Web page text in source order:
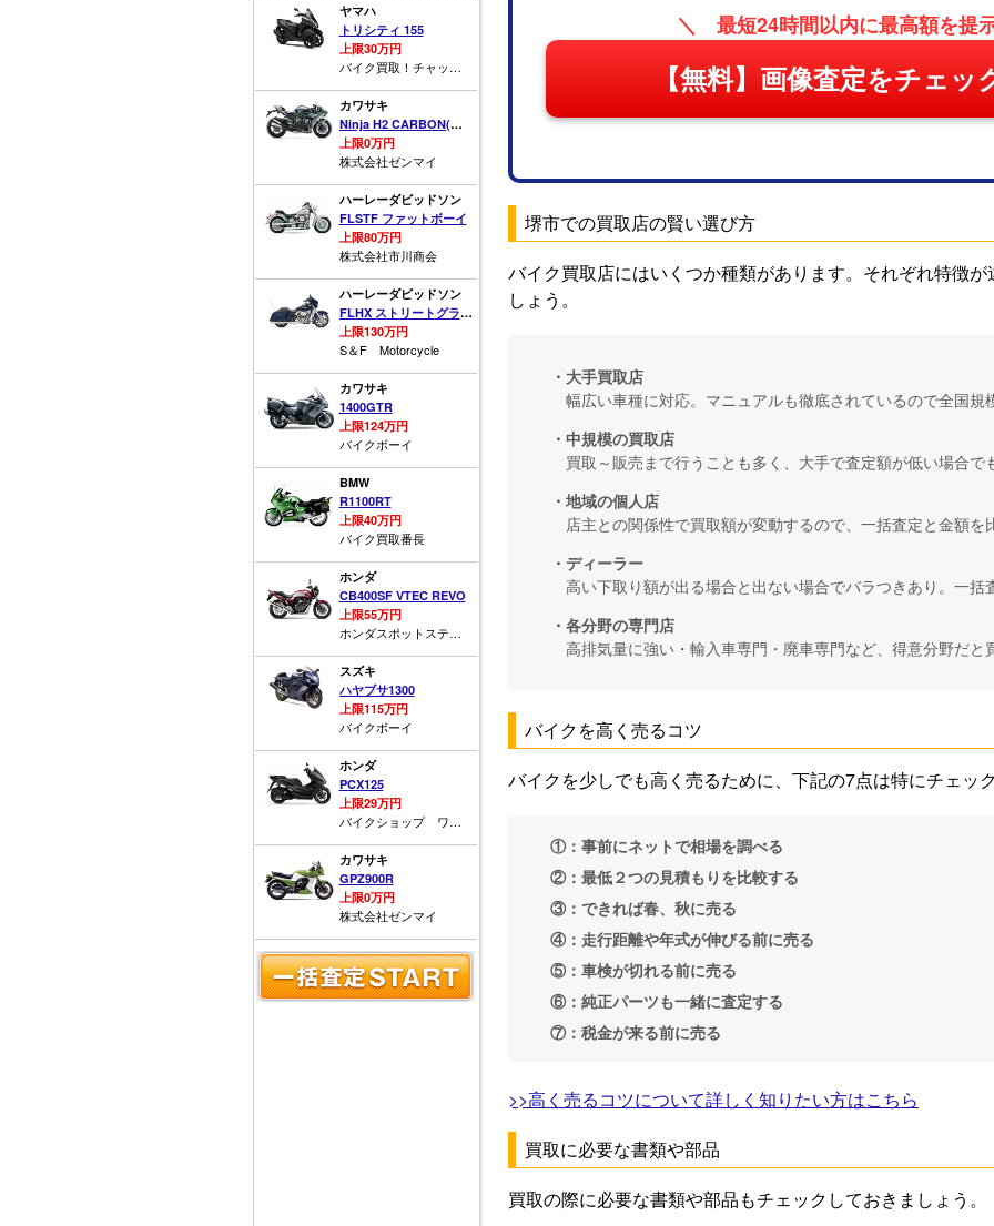
＼ 最短24時間以内に最高額を
【無料】画像査定をチェッ
堺市での買取店の賢い選び方
バイク買取店にはいくつか種類があります。それぞれ特徴
しょう。
・大手買取店
幅広い車種に対応。マニュアルも徹底されているので全国規
・中規模の買取店
買取～販売まで行うことも多く、大手で査定額が低い場合で
・地域の個人店
店主との関係性で買取額が変動するので、一括査定と金額を
・ディーラー
高い下取り額が出る場合と出ない場合でバラつきあり。一括
・各分野の専門店
高排気量に強い・輸入車専門・廃車専門など、得意分野だと
バイクを高く売るコツ
バイクを少しでも高く売るために、下記の7点は特にチェッ
①：事前にネットで相場を調べる
②：最低２つの見積もりを比較する
③：できれば春、秋に売る
④：走行距離や年式が伸びる前に売る
⑤：車検が切れる前に売る
⑥：純正パーツも一緒に査定する
⑦：税金が来る前に売る
>>高く売るコツについて詳しく知りたい方はこちら
買取に必要な書類や部品
買取の際に必要な書類や部品もチェックしておきましょう。
ヤマハ
トリシティ 155
上限30万円
バイク買取！チャッピー！
カワサキ
Ninja H2 CARBON(カーボン)
上限0万円
株式会社ゼンマイ
ハーレーダビッドソン
FLSTF ファットボーイ
上限80万円
株式会社市川商会
ハーレーダビッドソン
FLHX ストリートグライド
上限130万円
S＆F Motorcycle
カワサキ
1400GTR
上限124万円
バイクボーイ
BMW
R1100RT
上限40万円
バイク買取番長
ホンダ
CB400SF VTEC REVO
上限55万円
ホンダスポットステージワン
スズキ
ハヤブサ1300
上限115万円
バイクボーイ
ホンダ
PCX125
上限29万円
バイクショップ ワイズジャパン
カワサキ
GPZ900R
上限0万円
株式会社ゼンマイ